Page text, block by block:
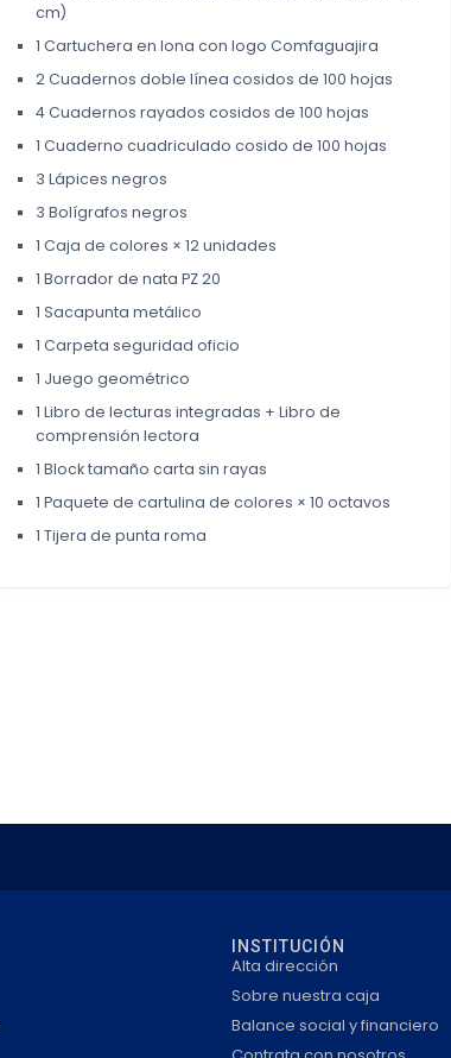
cm)
1 Cartuchera en lona con logo Comfaguajira
2 Cuadernos doble línea cosidos de 100 hojas
4 Cuadernos rayados cosidos de 100 hojas
1 Cuaderno cuadriculado cosido de 100 hojas
3 Lápices negros
3 Bolígrafos negros
1 Caja de colores × 12 unidades
1 Borrador de nata PZ 20
1 Sacapunta metálico
1 Carpeta seguridad oficio
1 Juego geométrico
1 Libro de lecturas integradas + Libro de
comprensión lectora
1 Block tamaño carta sin rayas
1 Paquete de cartulina de colores × 10 octavos
1 Tijera de punta roma
INSTITUCIÓN
Alta dirección
Sobre nuestra caja
Balance social y financiero